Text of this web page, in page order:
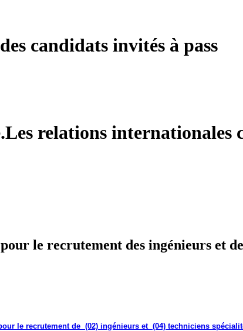
candidats invités à pass
relations internationales
le recrutement des ingénieurs et
le recrutement de (02) ingénieurs et (04) techniciens